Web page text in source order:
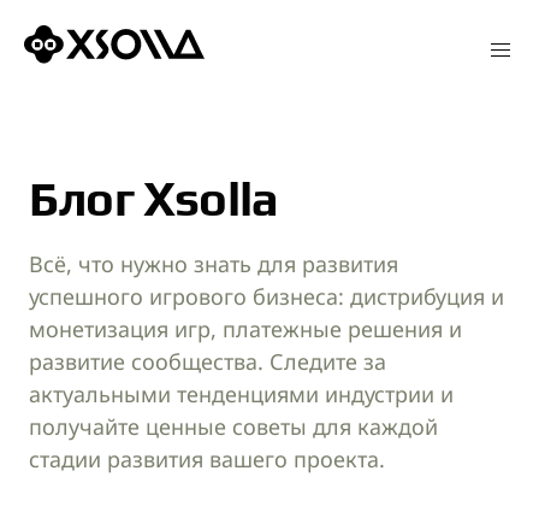
Xsolla Payments
Xsolla Mobile SDK
Xsolla Publishing Suite
Блог Xsolla
Всё, что нужно знать для развития
успешного игрового бизнеса: дистрибуция и
монетизация игр, платежные решения и
развитие сообщества. Следите за
актуальными тенденциями индустрии и
получайте ценные советы для каждой
стадии развития вашего проекта.